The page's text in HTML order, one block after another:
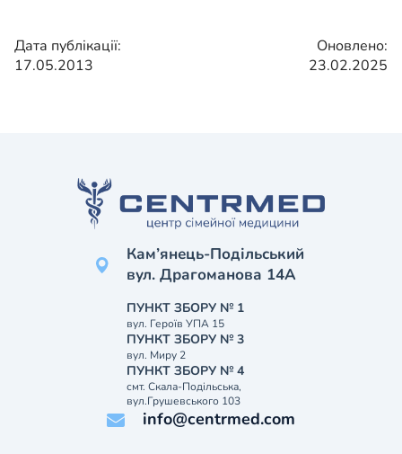
Дата публікації:
17.05.2013
Оновлено:
23.02.2025
Кам’янець-Подільський
вул. Драгоманова 14А
ПУНКТ ЗБОРУ № 1
вул. Героїв УПА 15
ПУНКТ ЗБОРУ № 3
вул. Миру 2
ПУНКТ ЗБОРУ № 4
смт. Скала-Подільська,
вул.Грушевського 103
info@centrmed.com